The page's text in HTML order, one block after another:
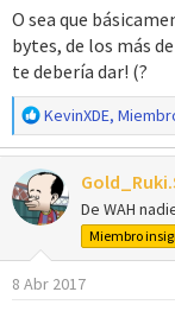
Paleta
ldr r0, [r2]
ldr r1,PAL
mov r2, #0x10
16bits o THUMB)
swi 0xb @;Copio
lo que está en R0
b End
pop {r0-r4,pc}
usados y el
O sea que
bytes, de los más
te debería dar! (?
R
e
a
c
c
i
e
KevinXDE,
De WAH
Miembro
8 Abr 2017